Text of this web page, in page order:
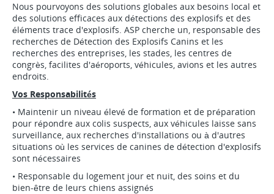
Nous pourvoyons des solutions globales aux besoins local et
des solutions efficaces aux détections des explosifs et des
éléments trace d'explosifs. ASP cherche un, responsable des
recherches de Détection des Explosifs Canins et les
recherches des entreprises, les stades, les centres de
congrès, facilites d'aéroports, véhicules, avions et les autres
endroits.
Vos Responsabilités
• Maintenir un niveau élevé de formation et de préparation
pour répondre aux colis suspects, aux véhicules laisse sans
surveillance, aux recherches d'installations ou à d'autres
situations où les services de canines de détection d'explosifs
sont nécessaires
• Responsable du logement jour et nuit, des soins et du
bien-être de leurs chiens assignés